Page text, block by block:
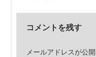
コメントを残す
メールアドレスが公